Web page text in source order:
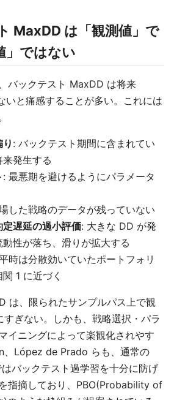
MaxDD は「観測値」で
」ではない
バックテスト MaxDD は将来
いと痛感することが多い。これには
: バックテスト期間に含まれてい
発生する
: 最悪期を避けるようにパラメータ
した戦略のデータが残っていない
遅延の過小評価: 大きな DD が発
性が落ち、滑りが拡大する
時は分散効いていたポートフォリ
1 に近づく
は、限られたサンプルパス上で観
すぎない。しかも、戦略選択・パラ
イニングによって楽観化されやす
、López de Prado らも、通常の
バックテスト過学習を十分に防げ
指摘しており、PBO(Probability of